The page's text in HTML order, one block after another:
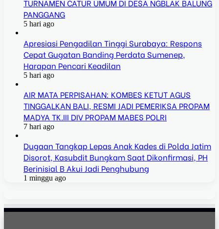
TURNAMEN CATUR UMUM DI DESA NGBLAK BALUNG
PANGGANG
5 hari ago
Apresiasi Pengadilan Tinggi Surabaya: Respons
Cepat Gugatan Banding Perdata Sumenep,
Harapan Pencari Keadilan
5 hari ago
AIR MATA PERPISAHAN: KOMBES KETUT AGUS
TINGGALKAN BALI, RESMI JADI PEMERIKSA PROPAM
MADYA TK.III DIV PROPAM MABES POLRI
7 hari ago
Dugaan Tangkap Lepas Anak Kades di Polda Jatim
Disorot, Kasubdit Bungkam Saat Dikonfirmasi, PH
Berinisial B Akui Jadi Penghubung
1 minggu ago